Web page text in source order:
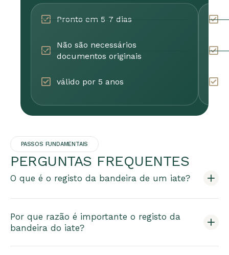
Pronto em 5-7 dias
Não são necessários
documentos originais
válido por 5 anos
PASSOS FUNDAMENTAIS
PERGUNTAS FREQUENTES
O que é o registo da bandeira de um iate?
Por que razão é importante o registo da
bandeira do iate?